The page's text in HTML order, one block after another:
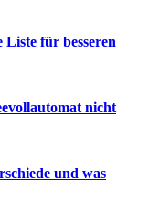
für besseren
nicht
und was